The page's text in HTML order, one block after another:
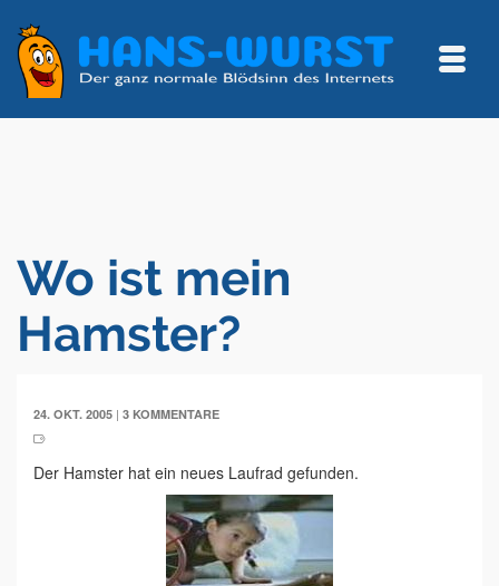
Wo ist mein
Hamster?
24. OKT. 2005 | 3 KOMMENTARE
Der Hamster hat ein neues Laufrad gefunden.